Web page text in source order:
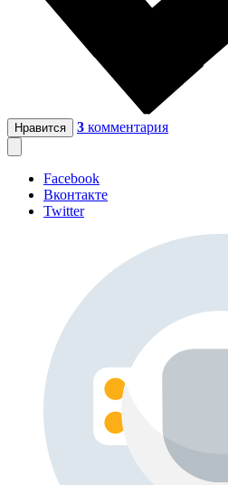
Нравится 3 комментария
Facebook
Вконтакте
Twitter